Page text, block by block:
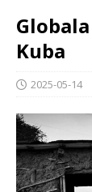
Kuba
2025-05-14